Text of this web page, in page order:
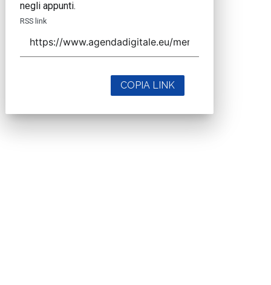
negli appunti.
RSS link
COPIA LINK